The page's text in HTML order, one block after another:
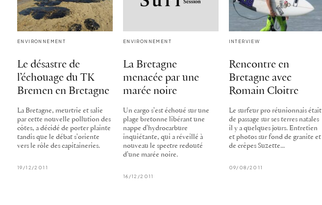
ENVIRONNEMENT
Le désastre de
l’échouage du TK
Bremen en Bretagne
La Bretagne, meurtrie et salie
par cette nouvelle pollution des
côtes, a décidé de porter plainte
tandis que le débat s'oriente
vers le rôle des capitaineries.
19/12/2011
ENVIRONNEMENT
La Bretagne
menacée par une
marée noire
Un cargo s'est échoué sur une
plage bretonne libérant une
nappe d'hydrocarbure
inquiétante, qui a réveillé à
nouveau le spectre redouté
d'une marée noire.
16/12/2011
INTERVIEW
Rencontre en
Bretagne avec
Romain Cloitre
Le surfeur pro réunionnais était
de passage sur ses terres natales
il y a quelques jours. Entretien
et photos sur fond de granite et
de crêpes Suzette...
09/08/2011